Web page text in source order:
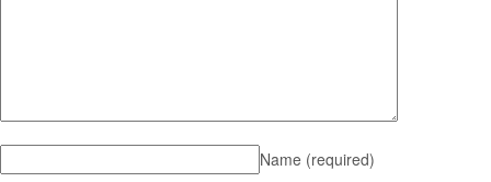
Name (required)